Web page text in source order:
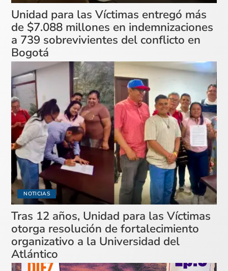
Unidad para las Víctimas entregó más
de $7.088 millones en indemnizaciones
a 739 sobrevivientes del conflicto en
Bogotá
NOTICIAS
Tras 12 años, Unidad para las Víctimas
otorga resolución de fortalecimiento
organizativo a la Universidad del
Atlántico